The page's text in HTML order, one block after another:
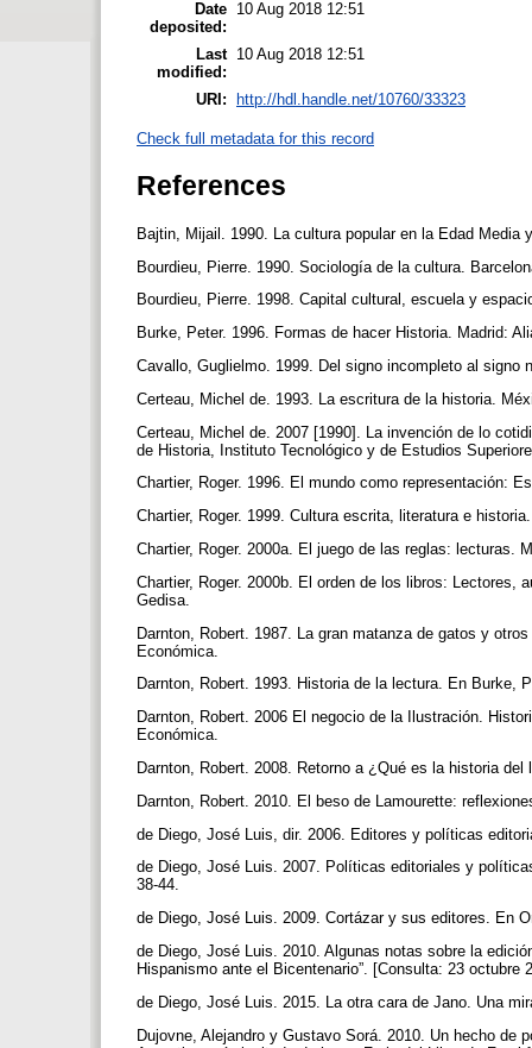
Date
deposited:
10 Aug 2018 12:51
Last
modified:
10 Aug 2018 12:51
URI: http://hdl.handle.net/10760/33323
Check full metadata for this record
References
Bajtin, Mijail. 1990. La cultura popular en la Edad
Bourdieu, Pierre. 1990. Sociología de la cultura.
Bourdieu, Pierre. 1998. Capital cultural, escuela y
Burke, Peter. 1996. Formas de hacer Historia. Madrid:
Cavallo, Guglielmo. 1999. Del signo incompleto al
Certeau, Michel de. 1993. La escritura de la historia.
Certeau, Michel de. 2007 [1990]. La invención de lo
de Historia, Instituto Tecnológico y de Estudios
Chartier, Roger. 1996. El mundo como representación:
Chartier, Roger. 1999. Cultura escrita, literatura e
Chartier, Roger. 2000a. El juego de las reglas: lecturas.
Chartier, Roger. 2000b. El orden de los libros:
Gedisa.
Darnton, Robert. 1987. La gran matanza de gatos y
Económica.
Darnton, Robert. 1993. Historia de la lectura. En Burke,
Darnton, Robert. 2006 El negocio de la Ilustración.
Económica.
Darnton, Robert. 2008. Retorno a ¿Qué es la historia
Darnton, Robert. 2010. El beso de Lamourette:
de Diego, José Luis, dir. 2006. Editores y políticas
de Diego, José Luis. 2007. Políticas editoriales y
38-44.
de Diego, José Luis. 2009. Cortázar y sus editores. En
de Diego, José Luis. 2010. Algunas notas sobre la
Hispanismo ante el Bicentenario”. [Consulta: 23 octubre
de Diego, José Luis. 2015. La otra cara de Jano. Una
Dujovne, Alejandro y Gustavo Sorá. 2010. Un hecho de